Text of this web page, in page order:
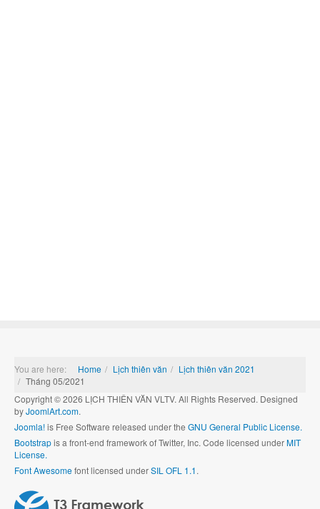
You are here: Home Lịch thiên văn
Lịch thiên văn 2021
Tháng 05/2021
Copyright © 2026 LỊCH THIÊN VĂN VLTV. All Rights Reserved. Designed
byJoomlArt.com.
Joomla!is Free Software released under the GNU General Public License.
Bootstrapis a front-end framework of Twitter, Inc. Code licensed underMIT
License.
Font Awesomefont licensed underSIL OFL 1.1.